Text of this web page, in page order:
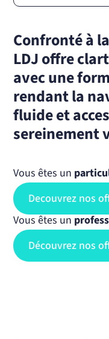
Confronté à
LDJ offre
avec une
rendant la
fluide et
sereinement
Vous êtes un
Decouvrez nos
Vous êtes un
Découvrez nos